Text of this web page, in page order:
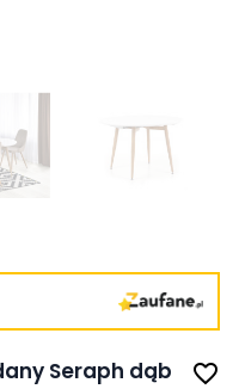
Seraph dąb
favorite_border